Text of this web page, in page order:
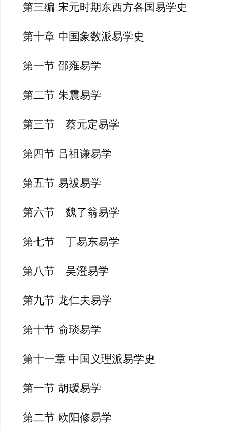
第三编 宋元时期东西方各国易学史
第十章 中国象数派易学史
第一节 邵雍易学
第二节 朱震易学
第三节　蔡元定易学
第四节 吕祖谦易学
第五节 易祓易学
第六节　魏了翁易学
第七节　丁易东易学
第八节　吴澄易学
第九节 龙仁夫易学
第十节 俞琰易学
第十一章 中国义理派易学史
第一节 胡瑷易学
第二节 欧阳修易学